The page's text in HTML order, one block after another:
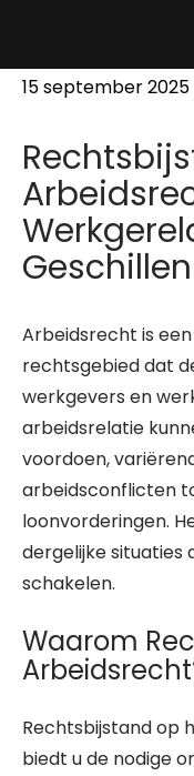
15 september 2025
Geschillen
Arbeidsrecht is
rechtsgebied dat
werkgevers en
arbeidsrelatie
voordoen,
arbeidsconflicten
loonvorderingen.
dergelijke situaties
schakelen.
Waarom
Rechtsbijstand op
biedt u de nodige